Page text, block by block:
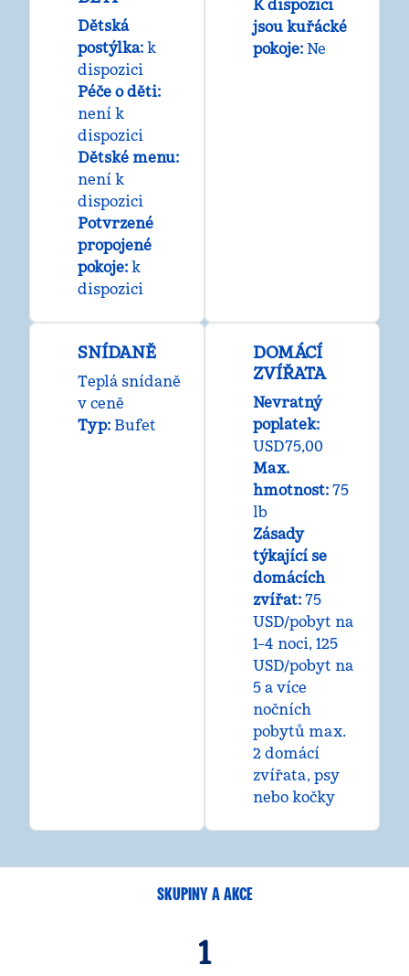
Dětská
postýlka: k
dispozici
Péče o děti:
není k
dispozici
Dětské menu:
není k
dispozici
Potvrzené
propojené
pokoje: k
dispozici
K dispozici
jsou kuřácké
pokoje: Ne
SNÍDANĚ
Teplá snídaně
v ceně
Typ: Bufet
DOMÁCÍ
ZVÍŘATA
Nevratný
poplatek:
USD75,00
Max.
hmotnost: 75
lb
Zásady
týkající se
domácích
zvířat: 75
USD/pobyt na
1–4 noci, 125
USD/pobyt na
5 a více
nočních
pobytů max.
2 domácí
zvířata, psy
nebo kočky
SKUPINY A AKCE
1